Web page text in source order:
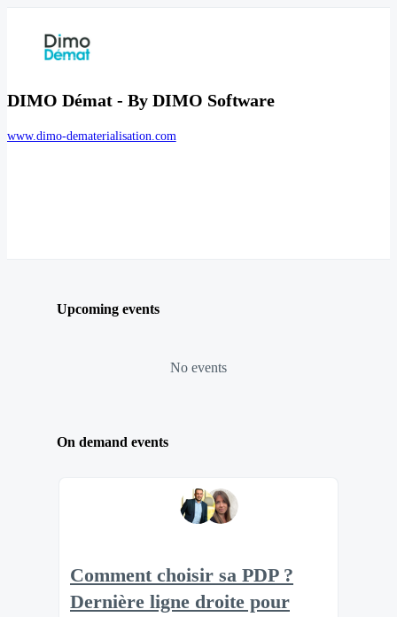
DIMO Démat - By DIMO Software
www.dimo-dematerialisation.com
Upcoming events
No events
On demand events
Comment choisir sa PDP ?
Dernière ligne droite pour